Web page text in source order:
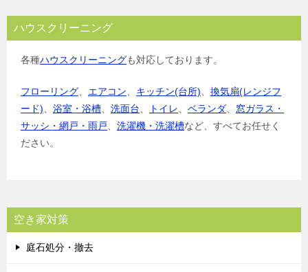
ハウスクリーニング
各種ハウスクリーニングも対応しております。
フローリング エアコン キッチン(台所)
換気扇(レンジフ
ード)
浴室・浴槽 洗面台 トイレ ベランダ
窓ガラス・
サッシ・網戸・雨戸
洗濯機・洗濯槽など、すべてお任せく
ださい。
空き家対策
庭石処分・撤去